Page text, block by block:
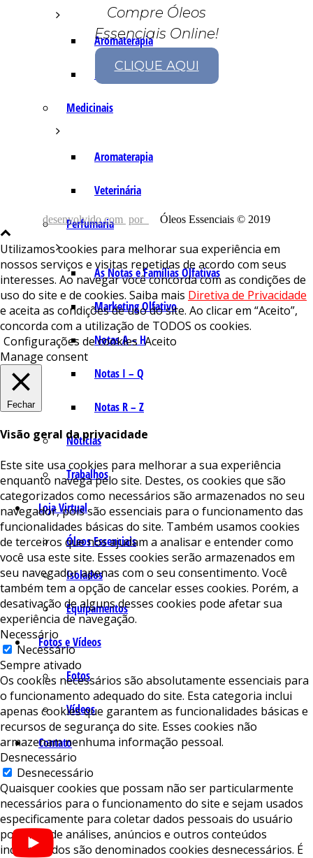
Aromaterapia
Fórmulas Caseiras
Medicinais
Aromaterapia
Veterinária
Perfumaria
As Notas e Famílias Olfativas
Marketing Olfativo
Notas A – H
Notas I – Q
Notas R – Z
Notícias
Trabalhos
Loja Virtual
Óleos Essenciais
Isolados
Equipamentos
Fotos e Vídeos
Fotos
Vídeos
Contato
Compre Óleos
Essenciais Online!
CLIQUE AQUI
desenvolvido com por Óleos Essenciais © 2019
Utilizamos cookies para melhorar sua experiência em
nossos serviços e visitas repetidas de acordo com seus
interesses. Ao navegar você concorda com as condições de
uso do site e de cookies. Saiba mais Diretiva de Privacidade
e aceita as condições de uso do site. Ao clicar em “Aceito”,
concorda com a utilização de TODOS os cookies.
Configurações de cookies Aceito
Manage consent
Fechar
Visão geral da privacidade
Este site usa cookies para melhorar a sua experiência
enquanto navega pelo site. Destes, os cookies que são
categorizados como necessários são armazenados no seu
navegador, pois são essenciais para o funcionamento das
funcionalidades básicas do site. Também usamos cookies
de terceiros que nos ajudam a analisar e entender como
você usa este site. Esses cookies serão armazenados em
seu navegador apenas com o seu consentimento. Você
também tem a opção de cancelar esses cookies. Porém, a
desativação de alguns desses cookies pode afetar sua
experiência de navegação.
Necessário
Necessário
Sempre ativado
Os cookies necessários são absolutamente essenciais para
o funcionamento adequado do site. Esta categoria inclui
apenas cookies que garantem as funcionalidades básicas e
recursos de segurança do site. Esses cookies não
armazenam nenhuma informação pessoal.
Desnecessário
Desnecessário
Quaisquer cookies que possam não ser particularmente
necessários para o funcionamento do site e sejam usados ​​
especificamente para coletar dados pessoais do usuário
por meio de análises, anúncios e outros conteúdos
incorporados são denominados cookies desnecessários. É